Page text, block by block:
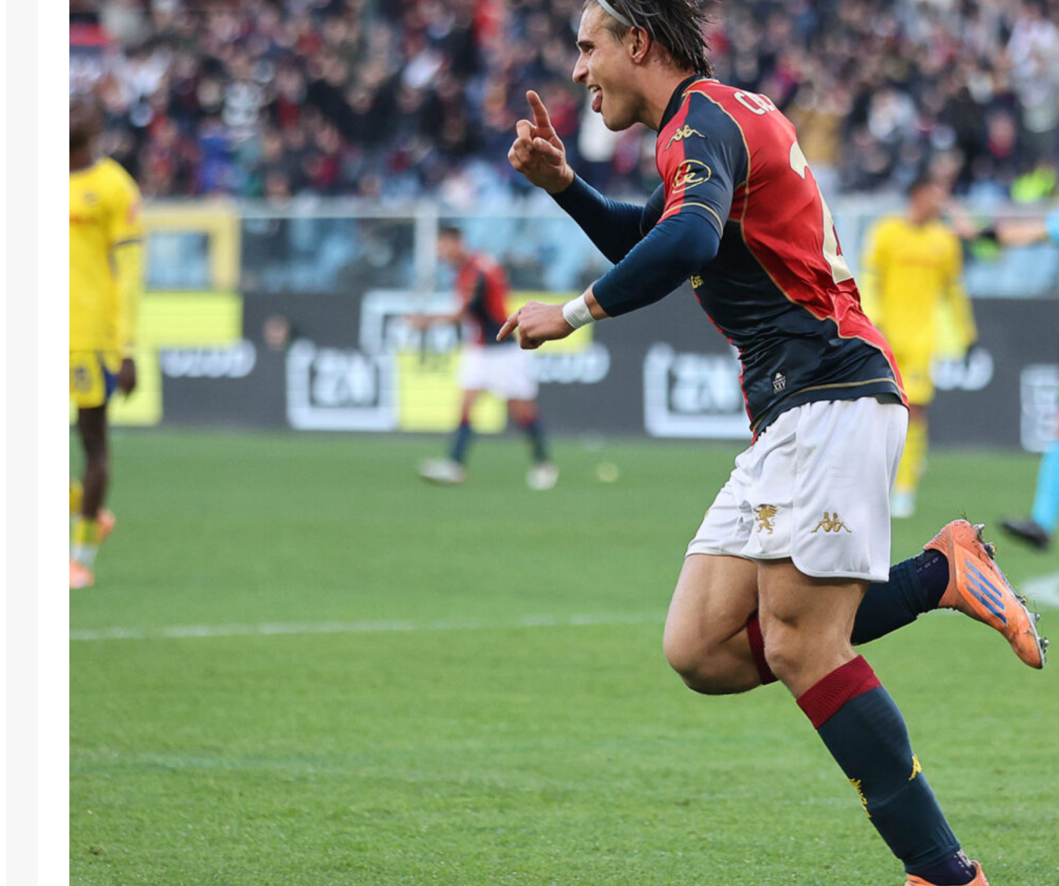
8 Agosto 2026
Genoa, idea Dallinga per l’attacco: la
chiave è un’operazione tra Bologna e
Fiorentina
7 Agosto 2026
Scaglione lascia il Genoa, il Borussia
Dortmund continua a puntare sui
talenti italiani
7 Agosto 2026